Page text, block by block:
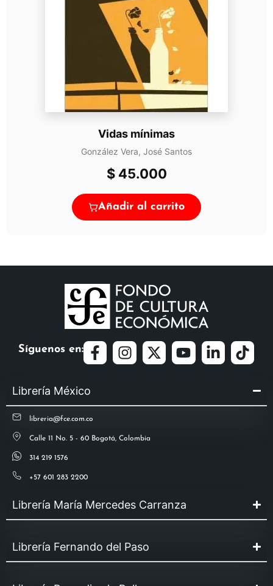
Vidas mínimas
González Vera, José Santos
$45.000
Añadir al carrito
Síguenos en:
Librería México
libreria@fce.com.co
Calle 11 No. 5 - 60 Bogotá, Colombia
314 219 1576
+57 601 283 2200
Librería María Mercedes Carranza
Librería Fernando del Paso